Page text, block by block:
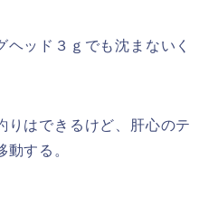
ッド３ｇでも沈まないく
りはできるけど、肝心のテ
する。